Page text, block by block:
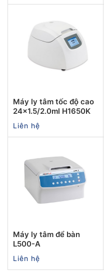
Máy ly tâm tốc độ cao
24x1.5/2.0ml H1650K
Liên hệ
Máy ly tâm để bàn
L500-A
Liên hệ